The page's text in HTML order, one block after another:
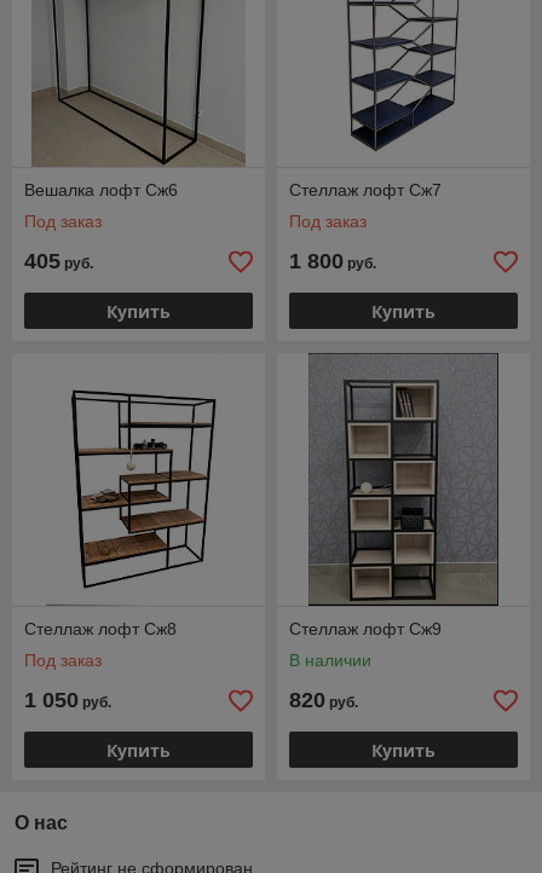
Вешалка лофт Cж6
Под заказ
405 руб.
Купить
Стеллаж лофт Cж7
Под заказ
1 800 руб.
Купить
Стеллаж лофт Cж8
Под заказ
1 050 руб.
Купить
Стеллаж лофт Cж9
В наличии
820 руб.
Купить
О нас
Рейтинг не сформирован